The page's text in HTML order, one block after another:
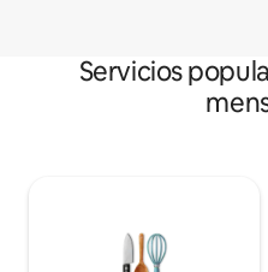
Servicios